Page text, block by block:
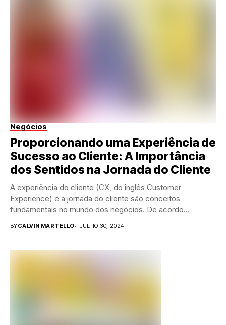
Negócios
Proporcionando uma Experiência de
Sucesso ao Cliente: A Importância
dos Sentidos na Jornada do Cliente
A experiência do cliente (CX, do inglês Customer
Experience) e a jornada do cliente são conceitos
fundamentais no mundo dos negócios. De acordo...
BYCALVIN MARTELLO JULHO 30, 2024